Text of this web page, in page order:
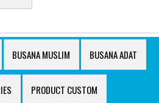
BUSANA MUSLIM BUSANA ADAT
PRODUCT CUSTOM